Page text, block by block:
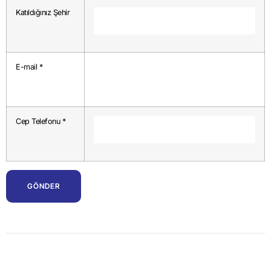
Katıldığınız Şehir
E-mail *
Cep Telefonu *